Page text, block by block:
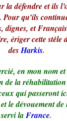
la défendre et ils
qu’ils
dignes, et
ériger cette stèle
desHarkis.
en mon nom
de la
qui passeront
le dévouement
servi laFrance.